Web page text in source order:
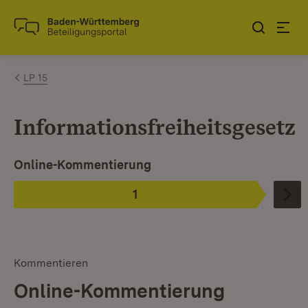
Zum Inhalt springen
Link zur Startseite
LP 15
Informationsfreiheitsgesetz
Phase
1
:
Ist ausgewählt.
Online-Kommentierung
Kommentieren
Online-Kommentierung